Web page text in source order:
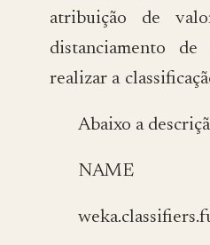
atribuição de
distanciamento
realizar a
Abaixo a
NAME